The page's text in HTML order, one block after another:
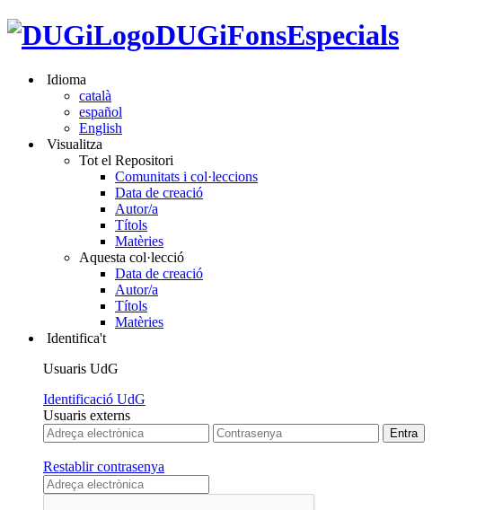
DUGiFonsEspecials
Idioma
català
español
English
Visualitza
Tot el Repositori
Comunitats i col·leccions
Data de creació
Autor/a
Títols
Matèries
Aquesta col·lecció
Data de creació
Autor/a
Títols
Matèries
Identifica't
Usuaris UdG
Identificació UdG
Usuaris externs
Restablir contrasenya